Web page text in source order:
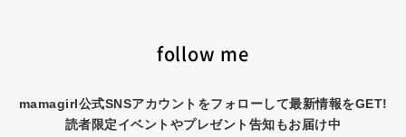
follow me
mamagirl公式SNSアカウントをフォローして最新情報をGET!
読者限定イベントやプレゼント告知もお届け中